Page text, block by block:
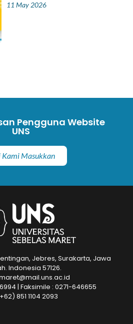
11 May 2026
Pengguna Website
UNS
Kami Masukkan
Jebres, Surakarta, Jawa
Indonesia 57126.
| Faksimile : 0271-646655
851 1104 2093